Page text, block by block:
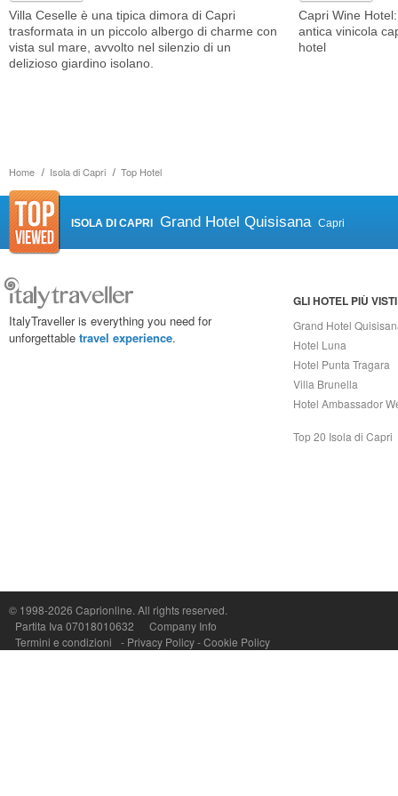
Home Isola di Capri Top Hotel
Villa Ceselle è una tipica dimora di Capri
trasformata in un piccolo albergo di charme con
vista sul mare, avvolto nel silenzio di un
delizioso giardino isolano.
Capri Wine
antica vinicola
hotel
ISOLA DI CAPRI Grand Hotel Quisisana Capri
ItalyTraveller is everything you need for
unforgettable travel experience.
GLI HOTEL PIÙ VISTI
Grand Hotel
Hotel Luna
Hotel Punta Tragara
Villa Brunella
Hotel Ambassador
Top 20 Isola di Capri
© 1998-2026 Caprionline. All rights reserved.
Partita Iva 07018010632
Company Info
Termini e condizioni
- Privacy Policy-Cookie Policy
Capri On Line Srl, Via Le Botteghe 10a - 80073 CAPRI (NA) Italy
P.Iva, C.F. e n.Reg.Imprese Napoli: 07018010632 - Rea n.557643